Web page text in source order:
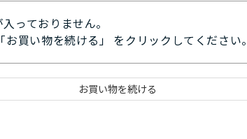
っておりません。
買い物を続ける」 をクリックしてください。